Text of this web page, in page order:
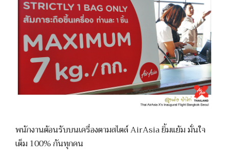
พนักงานต้อนรับบนเครื่องตามสไตล์ AirAsia ยิ้มแย้ม มั่นใจ
เต็ม 100% กันทุกคน